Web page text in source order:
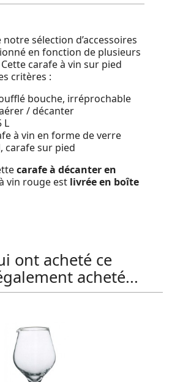
sélection d’accessoires
en fonction de plusieurs
carafe à vin sur pied
critères :
bouche, irréprochable
/ décanter
L
à vin en forme de verre
carafe sur pied
carafe à décanter en
vin rouge est livrée en boîte
ont acheté ce
acheté...